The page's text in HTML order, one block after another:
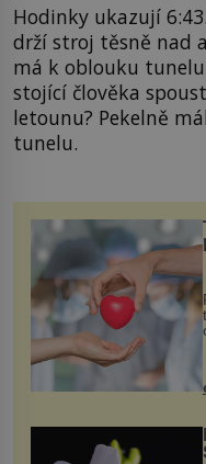
Hodinky ukazují
drží stroj těsně nad
má k oblouku
stojící člověka
letounu? Pekelně
tunelu.